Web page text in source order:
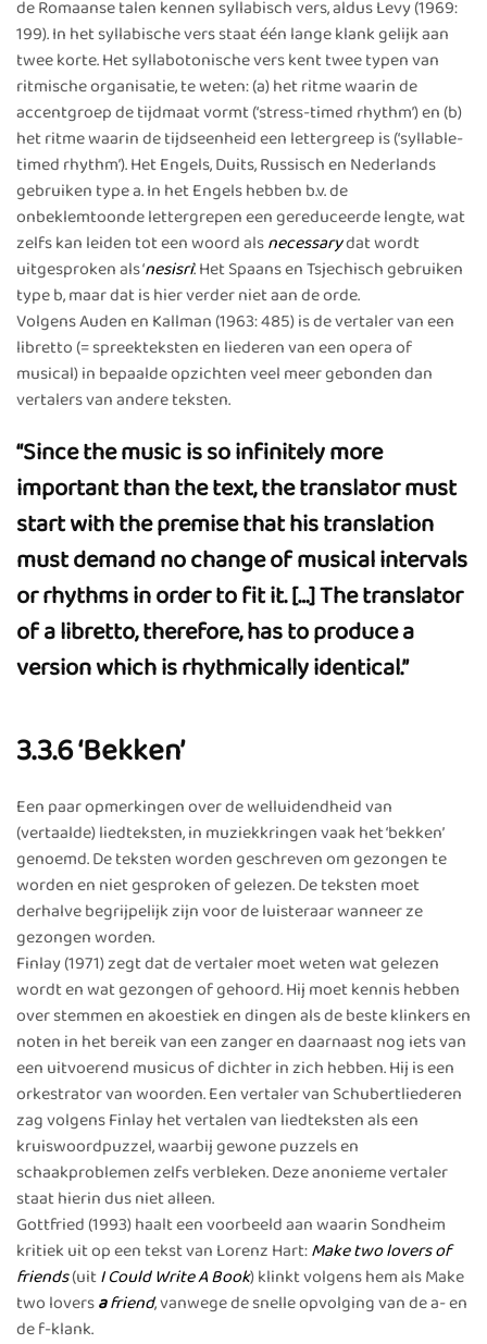
de Romaanse talen kennen syllabisch vers, aldus Levy (1969:
199). In het syllabische vers staat één lange klank gelijk aan
twee korte. Het syllabotonische vers kent twee typen van
ritmische organisatie, te weten: (a) het ritme waarin de
accentgroep de tijdmaat vormt (‘stress-timed rhythm’) en (b)
het ritme waarin de tijdseenheid een lettergreep is (‘syllable-
timed rhythm’). Het Engels, Duits, Russisch en Nederlands
gebruiken type a. In het Engels hebben b.v. de
onbeklemtoonde lettergrepen een gereduceerde lengte, wat
zelfs kan leiden tot een woord alsnecessarydat wordt
uitgesproken als ‘nesisri’. Het Spaans en Tsjechisch gebruiken
type b, maar dat is hier verder niet aan de orde.
Volgens Auden en Kallman (1963: 485) is de vertaler van een
libretto (= spreekteksten en liederen van een opera of
musical) in bepaalde opzichten veel meer gebonden dan
vertalers van andere teksten.
“Since the music is so infinitely more
important than the text, the translator must
start with the premise that his translation
must demand no change of musical intervals
or rhythms in order to fit it. […] The translator
of a libretto, therefore, has to produce a
version which is rhythmically identical.”
3.3.6 ‘Bekken’
Een paar opmerkingen over de welluidendheid van
(vertaalde) liedteksten, in muziekkringen vaak het ‘bekken’
genoemd. De teksten worden geschreven om gezongen te
worden en niet gesproken of gelezen. De teksten moet
derhalve begrijpelijk zijn voor de luisteraar wanneer ze
gezongen worden.
Finlay (1971) zegt dat de vertaler moet weten wat gelezen
wordt en wat gezongen of gehoord. Hij moet kennis hebben
over stemmen en akoestiek en dingen als de beste klinkers en
noten in het bereik van een zanger en daarnaast nog iets van
een uitvoerend musicus of dichter in zich hebben. Hij is een
orkestrator van woorden. Een vertaler van Schubertliederen
zag volgens Finlay het vertalen van liedteksten als een
kruiswoordpuzzel, waarbij gewone puzzels en
schaakproblemen zelfs verbleken. Deze anonieme vertaler
staat hierin dus niet alleen.
Gottfried (1993) haalt een voorbeeld aan waarin Sondheim
kritiek uit op een tekst van Lorenz Hart:Make two lovers of
friends(uitI Could Write A Book) klinkt volgens hem als Make
two loversafriend, vanwege de snelle opvolging van de a- en
de f-klank.